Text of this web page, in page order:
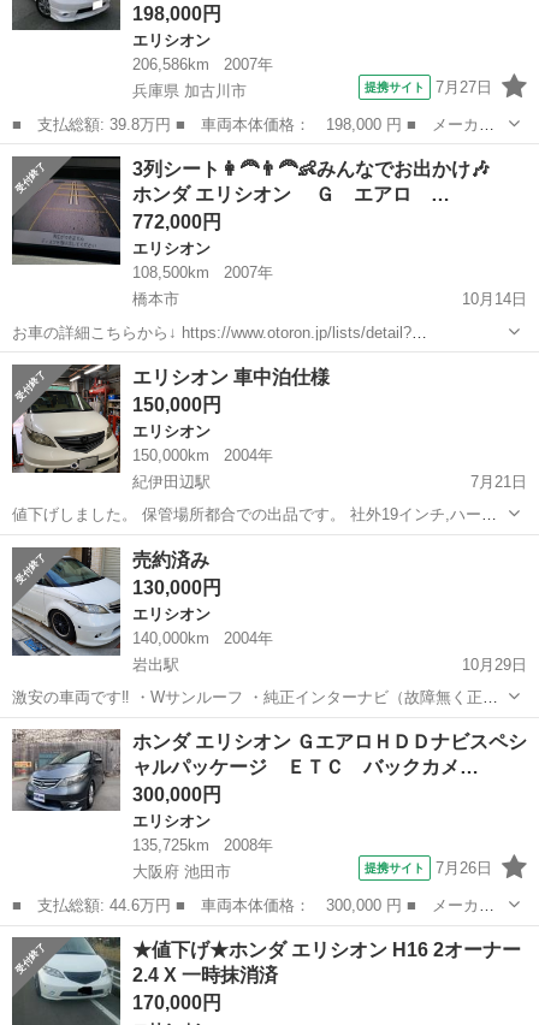
198,000円
エリシオン
206,586km
2007年
兵庫県 加古川市
提携サイト 7月27日
■ 支払総額: 39.8万円 ■ 車両本体価格： 198,000 円 ■ メーカー
名： ホンダ ■ 車種名： エリシオン ■ グレード名： Ｇエア
ロ エアコン パワステ パワーウインドウ エアバック ＡＢＳ
両側電動スライ...
兵庫 加古川市 エリシオン
3列シート👩‍🦰👨‍🦰👶みんなでお出かけ🎶
ホンダ エリシオン Ｇ エアロ …
772,000円
エリシオン
108,500km
2007年
橋本市
10月14日
お車の詳細こちらから↓ https://www.otoron.jp/lists/detail?
carno=038381 来店不要で全国対応中🗾(※沖縄/北海道/離島除く) 携帯
さえあれば即日審査・契約もできちゃう✨...
和歌山 橋本市 エリシオン オトロン
エリシオン 車中泊仕様
150,000円
エリシオン
150,000km
2004年
紀伊田辺駅
7月21日
値下げしました。 保管場所都合での出品です。 社外19インチ,ハーフ
エアロ, アルパインフリップダウンモニター 走行中DVD&地デジ見れま
す。 フロントウィンドウ ウルトラビジョン施工 フロントサイド ス
パッタゴールド80...
和歌山 田辺市 紀伊田辺駅
売約済み
130,000円
エリシオン
140,000km
2004年
岩出駅
10月29日
激安の車両です‼️ ・Wサンルーフ ・純正インターナビ（故障無く正常
に機能しています。） ・ウッドコンビステアリング ・社外18インチア
ルミホイール1本パンク状態 ・車高調（メーカー不明） ・無限エアロ
（傷、割れ多少あり）...
和歌山 岩出市 岩出駅
ホンダ エリシオン ＧエアロＨＤＤナビスペシ
ャルパッケージ ＥＴＣ バックカメ…
300,000円
エリシオン
135,725km
2008年
大阪府 池田市
提携サイト 7月26日
■ 支払総額: 44.6万円 ■ 車両本体価格： 300,000 円 ■ メーカー
名： ホンダ ■ 車種名： エリシオン ■ グレード名： Ｇエアロ
ＨＤＤナビスペシャルパッケージ ＥＴＣ バックカメラ ナビ 両
側電動スライ...
大阪 池田市 エリシオン
★値下げ★ホンダ エリシオン H16 2オーナー
2.4 X 一時抹消済
170,000円